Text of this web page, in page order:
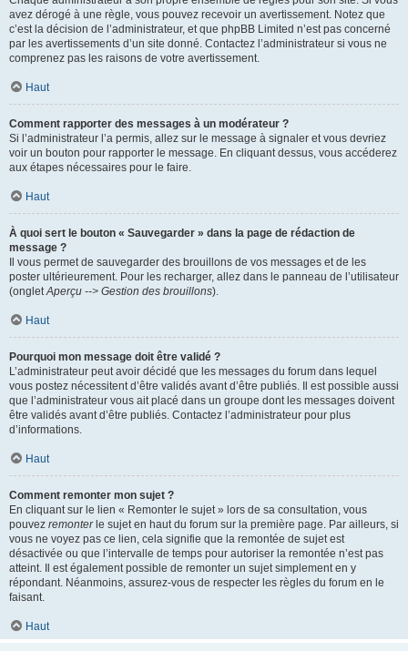
avez dérogé à une règle, vous pouvez recevoir un avertissement. Notez que
c’est la décision de l’administrateur, et que phpBB Limited n’est pas concerné
par les avertissements d’un site donné. Contactez l’administrateur si vous ne
comprenez pas les raisons de votre avertissement.
Haut
Comment rapporter des messages à un modérateur ?
Si l’administrateur l’a permis, allez sur le message à signaler et vous devriez
voir un bouton pour rapporter le message. En cliquant dessus, vous accéderez
aux étapes nécessaires pour le faire.
Haut
À quoi sert le bouton « Sauvegarder » dans la page de rédaction de
message ?
Il vous permet de sauvegarder des brouillons de vos messages et de les
poster ultérieurement. Pour les recharger, allez dans le panneau de l’utilisateur
(ongletAperçu --> Gestion des brouillons).
Haut
Pourquoi mon message doit être validé ?
L’administrateur peut avoir décidé que les messages du forum dans lequel
vous postez nécessitent d’être validés avant d’être publiés. Il est possible aussi
que l’administrateur vous ait placé dans un groupe dont les messages doivent
être validés avant d’être publiés. Contactez l’administrateur pour plus
d’informations.
Haut
Comment remonter mon sujet ?
En cliquant sur le lien « Remonter le sujet » lors de sa consultation, vous
pouvez remonterle sujet en haut du forum sur la première page. Par ailleurs, si
vous ne voyez pas ce lien, cela signifie que la remontée de sujet est
désactivée ou que l’intervalle de temps pour autoriser la remontée n’est pas
atteint. Il est également possible de remonter un sujet simplement en y
répondant. Néanmoins, assurez-vous de respecter les règles du forum en le
faisant.
Haut